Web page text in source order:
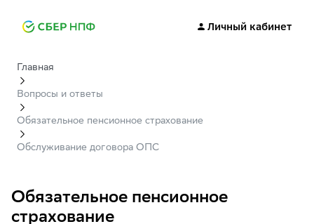
Личный кабинет
Главная
Вопросы и ответы
Обязательное пенсионное страхование
Обслуживание договора ОПС
Обязательное пенсионное
страхование